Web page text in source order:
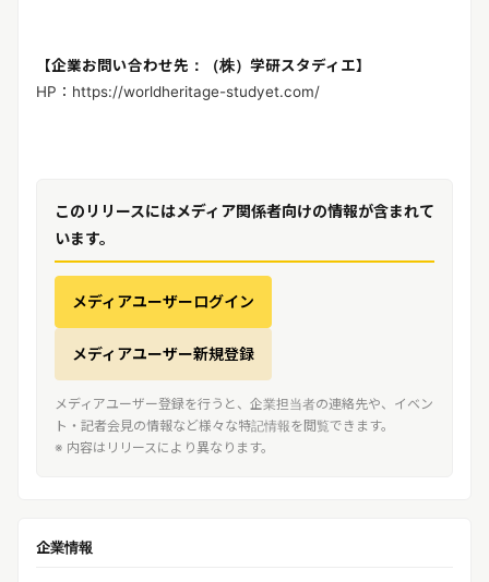
【企業お問い合わせ先：（株）学研スタディエ】
HP：https://worldheritage-studyet.com/
このリリースにはメディア関係者向けの情報が含まれて
います。
メディアユーザーログイン
メディアユーザー新規登録
メディアユーザー登録を行うと、企業担当者の連絡先や、イベン
ト・記者会見の情報など様々な特記情報を閲覧できます。
※ 内容はリリースにより異なります。
企業情報